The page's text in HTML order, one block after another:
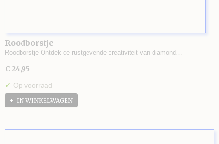
Roodborstje
Roodborstje Ontdek de rustgevende creativiteit van diamond…
€ 24,95
✓ Op voorraad
IN WINKELWAGEN